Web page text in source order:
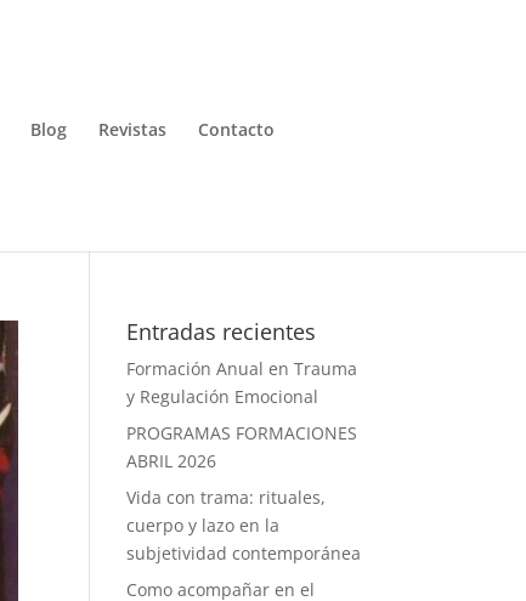
Blog Revistas Contacto
Entradas recientes
Formación Anual en Trauma
y Regulación Emocional
PROGRAMAS FORMACIONES
ABRIL 2026
Vida con trama: rituales,
cuerpo y lazo en la
subjetividad contemporánea
Como acompañar en el